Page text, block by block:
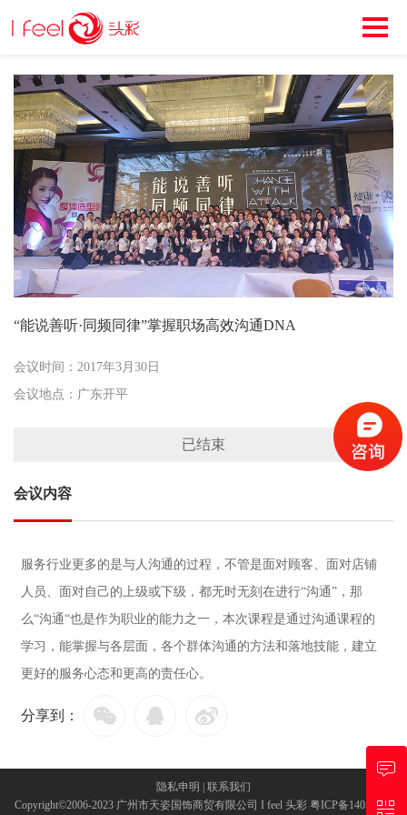
“能说善听·同频同律”掌握职场高效沟通DNA
会议时间：2017年3月30日
会议地点：广东开平
已结束
会议内容
服务行业更多的是与人沟通的过程，不管是面对顾客、面对店铺
人员、面对自己的上级或下级，都无时无刻在进行“沟通”，那
么“沟通“也是作为职业的能力之一，本次课程是通过沟通课程的
学习，能掌握与各层面，各个群体沟通的方法和落地技能，建立
更好的服务心态和更高的责任心。
分享到：
隐私申明 | 联系我们
Copyright©2006-2023 广州市天姿国饰商贸有限公司 I feel 头彩 粤ICP备14055798